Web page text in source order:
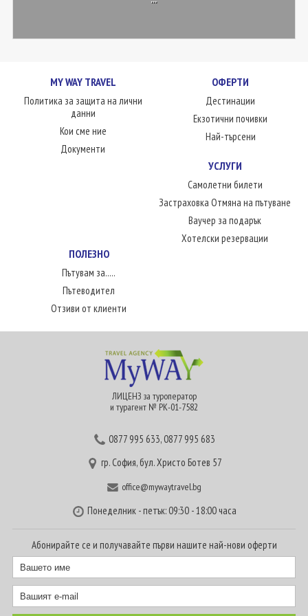
MY WAY TRAVEL
Политика за защита на лични
данни
Кои сме ние
Документи
ОФЕРТИ
Дестинации
Екзотични почивки
Най-търсени
УСЛУГИ
Самолетни билети
Застраховка Отмяна на пътуване
Ваучер за подарък
Хотелски резервации
ПОЛЕЗНО
Пътувам за.....
Пътеводител
Отзиви от клиенти
ЛИЦЕНЗ за туроператор
и турагент № РК-01-7582
0877 995 633,0877 995 683
гр. София, бул. Христо Ботев 57
office@mywaytravel.bg
Понеделник - петък: 09:30 - 18:00 часа
Абонирайте се и получавайте първи нашите най-нови оферти